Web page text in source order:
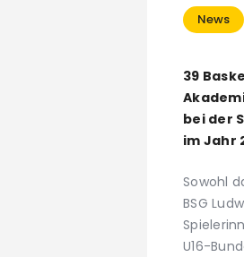
News
39
bei der
im Jahr
Sowohl
BSG
U16-